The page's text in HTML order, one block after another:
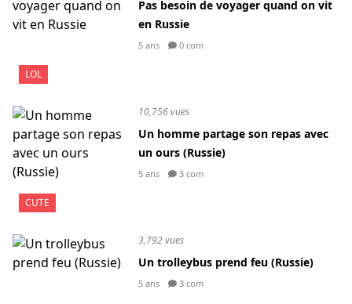
LOL
Pas besoin de voyager quand on vit
en Russie
5 ans 0 com
CUTE
10,756 vues
Un homme partage son repas avec
un ours (Russie)
5 ans 3 com
3,792 vues
Un trolleybus prend feu (Russie)
5 ans 3 com